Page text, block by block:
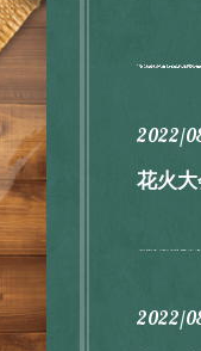
2022/
花火
2022/